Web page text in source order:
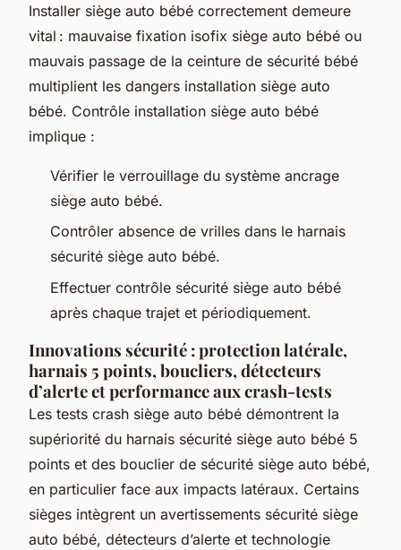
Installer siège auto bébé correctement demeure
vital : mauvaise fixation isofix siège auto bébé ou
mauvais passage de la ceinture de sécurité bébé
multiplient les dangers installation siège auto
bébé. Contrôle installation siège auto bébé
implique :
Vérifier le verrouillage du système ancrage
siège auto bébé.
Contrôler absence de vrilles dans le harnais
sécurité siège auto bébé.
Effectuer contrôle sécurité siège auto bébé
après chaque trajet et périodiquement.
Innovations sécurité : protection latérale,
harnais 5 points, boucliers, détecteurs
d’alerte et performance aux crash-tests
Les tests crash siège auto bébé démontrent la
supériorité du harnais sécurité siège auto bébé 5
points et des bouclier de sécurité siège auto bébé,
en particulier face aux impacts latéraux. Certains
sièges intègrent un avertissements sécurité siège
auto bébé, détecteurs d’alerte et technologie